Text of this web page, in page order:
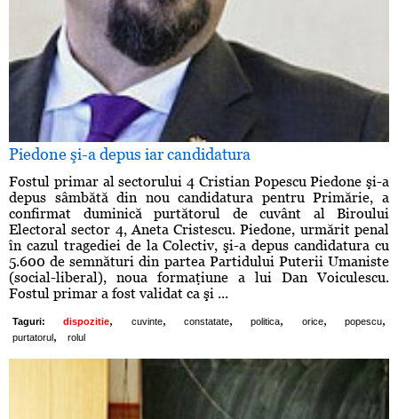
Piedone şi-a depus iar candidatura
Fostul primar al sectorului 4 Cristian Popescu Piedone şi-a
depus sâmbătă din nou candidatura pentru Primărie, a
confirmat duminică purtătorul de cuvânt al Biroului
Electoral sector 4, Aneta Cristescu. Piedone, urmărit penal
în cazul tragediei de la Colectiv, şi-a depus candidatura cu
5.600 de semnături din partea Partidului Puterii Umaniste
(social-liberal), noua formaţiune a lui Dan Voiculescu.
Fostul primar a fost validat ca şi ...
Taguri: dispozitie, cuvinte, constatate, politica, orice, popescu,
purtatorul , rolul